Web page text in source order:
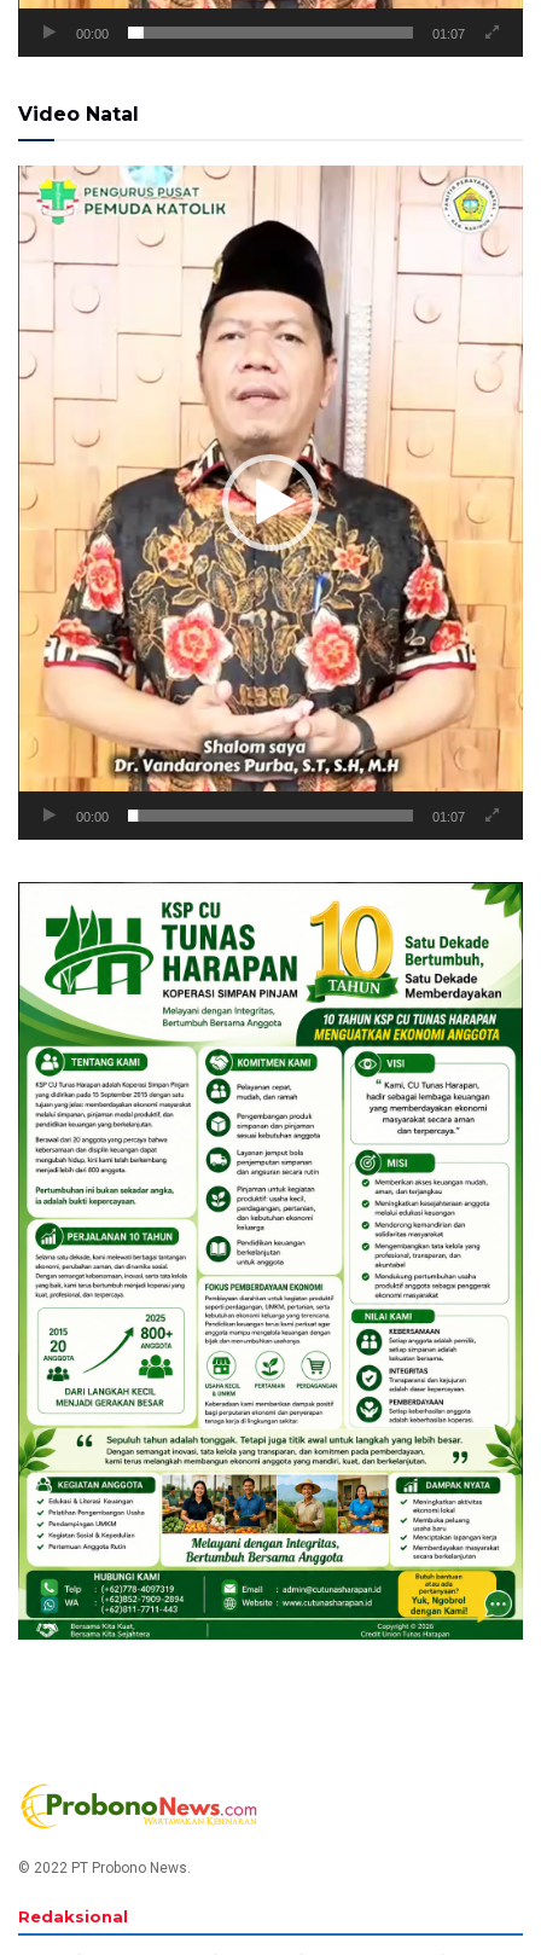
00:00 01:07
Video Natal
Pemutar
Video
00:00 01:07
© 2022 PT Probono News.
Redaksional